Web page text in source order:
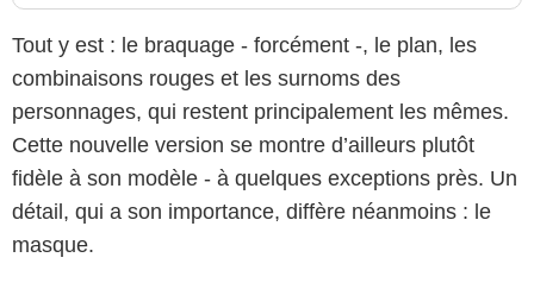
Tout y est : le braquage - forcément -, le plan, les
combinaisons rouges et les surnoms des
personnages, qui restent principalement les mêmes.
Cette nouvelle version se montre d’ailleurs plutôt
fidèle à son modèle - à quelques exceptions près. Un
détail, qui a son importance, diffère néanmoins : le
masque.